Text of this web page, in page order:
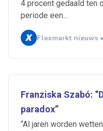
4 procent gedaald ten
periode een...
Flexmarkt nieuws
Franziska Szabó:
paradox”
“Al jaren worden